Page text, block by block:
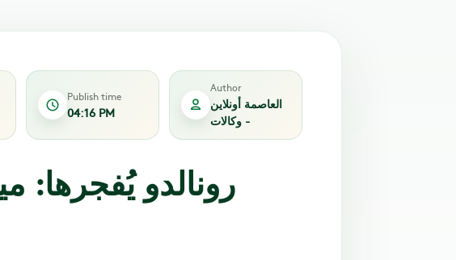
Publish time
04:16 PM
Author
العاصمة أونلاين
- وكالات
رونالدو